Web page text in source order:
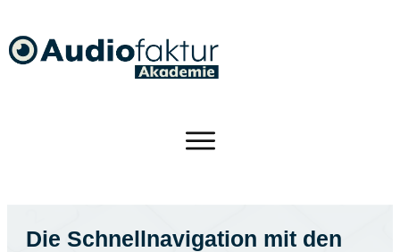
Die Schnellnavigation mit den